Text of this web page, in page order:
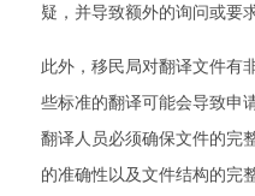
疑，并导致额外的询问或要
此外，移民局对翻译文件有
些标准的翻译可能会导致申
翻译人员必须确保文件的完
的准确性以及文件结构的完整